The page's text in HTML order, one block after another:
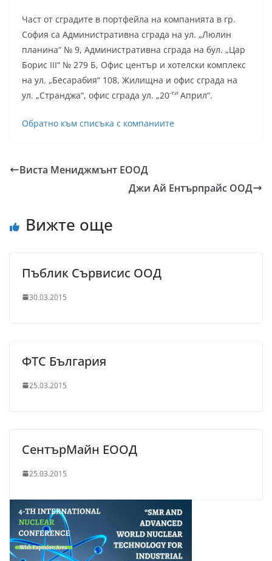
Част от сградите в портфейла на компанията в гр.
София са Административна сграда на ул. „Люлин
планина“ № 9, Административна сграда на бул. „Цар
Борис III“ № 279 Б, Офис център и хотелски комплекс
на ул. „Бесарабия“ 108, Жилищна и офис сграда на
ул. „Странджа“, офис сграда ул. „20-ти Април“.
Обратно към списъка с компаниите
Виста Мениджмънт ЕООД
Джи Ай Ентърпрайс ООД
Вижте още
Пъблик Сървисис ООД
30.03.2015
ФТС България
25.03.2015
СентърМайн ЕООД
25.03.2015